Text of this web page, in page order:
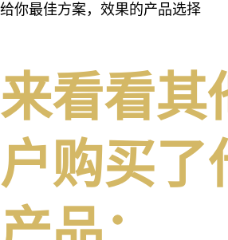
给你最佳方案，效果的产品选择
来看看其
户购买了